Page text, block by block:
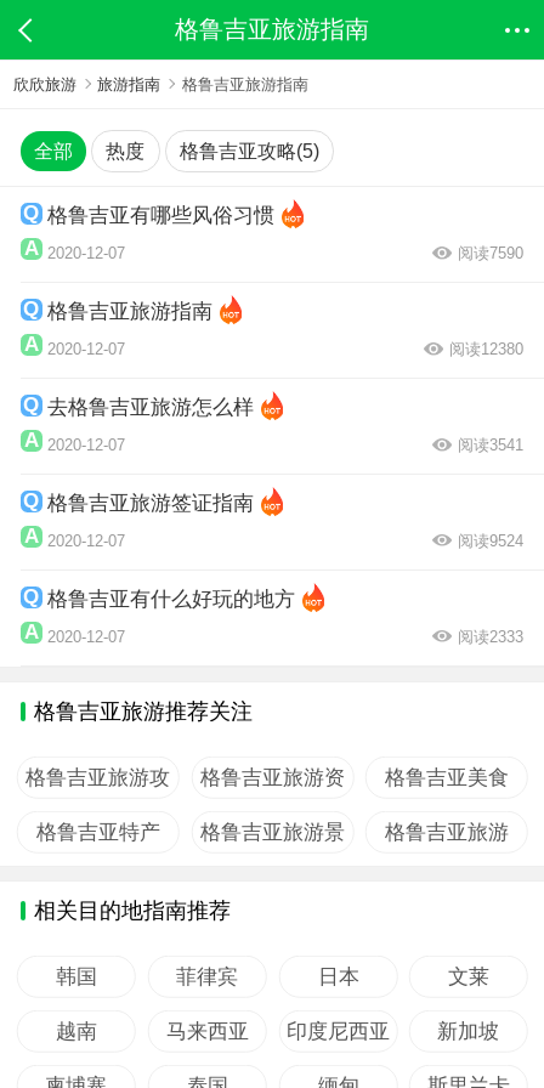
格鲁吉亚旅游指南
欣欣旅游 旅游指南 格鲁吉亚旅游指南
全部 热度 格鲁吉亚攻略(5)
格鲁吉亚有哪些风俗习惯
2020-12-07 阅读7590
格鲁吉亚旅游指南
2020-12-07 阅读12380
去格鲁吉亚旅游怎么样
2020-12-07 阅读3541
格鲁吉亚旅游签证指南
2020-12-07 阅读9524
格鲁吉亚有什么好玩的地方
2020-12-07 阅读2333
格鲁吉亚旅游推荐关注
格鲁吉亚旅游攻
略
格鲁吉亚旅游资
讯
格鲁吉亚美食
格鲁吉亚特产
格鲁吉亚旅游景
格鲁吉亚旅游
相关目的地指南推荐
韩国 菲律宾 日本 文莱
越南 马来西亚 印度尼西亚 新加坡